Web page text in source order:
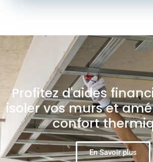
Profitez d'aides
isoler vos murs et
confort
En Savoir plus